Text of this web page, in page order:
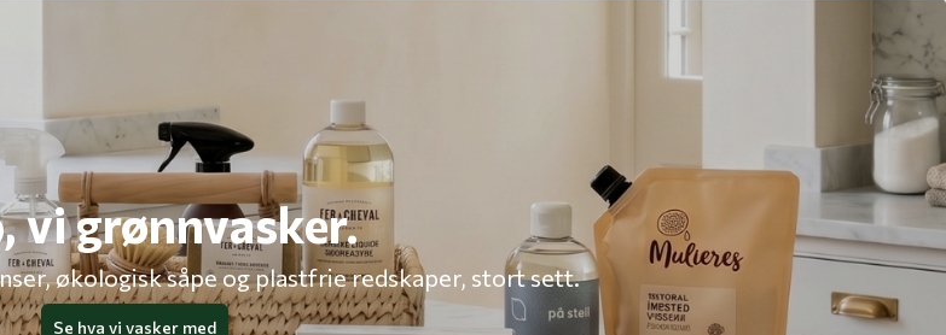
vi grønnvasker.
økologisk såpe og plastfrie redskaper, stort sett.
Se hva vi vasker med